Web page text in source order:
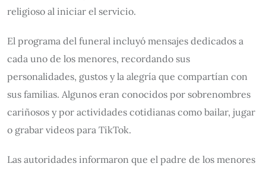
religioso al iniciar el servicio.
El programa del funeral incluyó mensajes dedicados a
cada uno de los menores, recordando sus
personalidades, gustos y la alegría que compartían con
sus familias. Algunos eran conocidos por sobrenombres
cariñosos y por actividades cotidianas como bailar, jugar
o grabar videos para TikTok.
Las autoridades informaron que el padre de los menores